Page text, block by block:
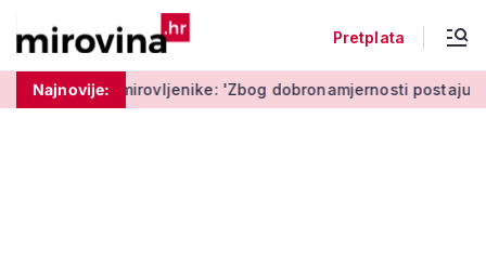
Pretplata
Najnovije:'Zbog dobronamjernosti postaju meta prijevare'